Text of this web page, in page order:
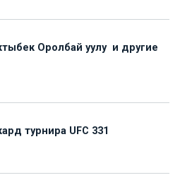
Оролбай уулу и другие
турнира UFC 331